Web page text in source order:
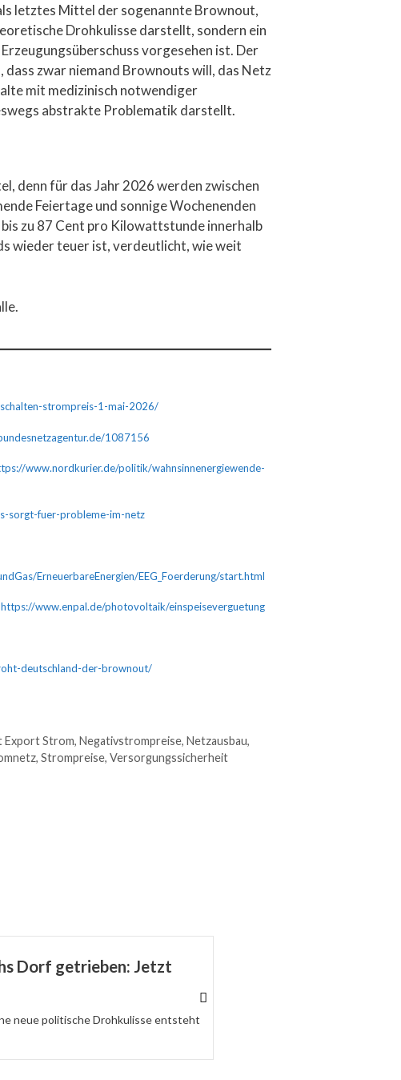
letztes Mittel der sogenannte Brownout,
Drohkulisse darstellt, sondern ein
vorgesehen ist. Der
zwar niemand Brownouts will, das Netz
mit medizinisch notwendiger
abstrakte Problematik darstellt.
denn für das Jahr 2026 werden zwischen
Feiertage und sonnige Wochenenden
zu 87 Cent pro Kilowattstunde innerhalb
wieder teuer ist, verdeutlicht, wie weit
strompreis-1-mai-2026/
1087156
www.nordkurier.de/politik/wahnsinnenergiewende-
sorgt-fuer-probleme-im-netz
ErneuerbareEnergien/EEG_Foerderung/start.html
https://www.enpal.de/photovoltaik/einspeiseverguetung
deutschland-der-brownout/
Export Strom, Negativstrompreise, Netzausbau,
, Strompreise, Versorgungssicherheit
Dorf getrieben: Jetzt
neue politische Drohkulisse entsteht